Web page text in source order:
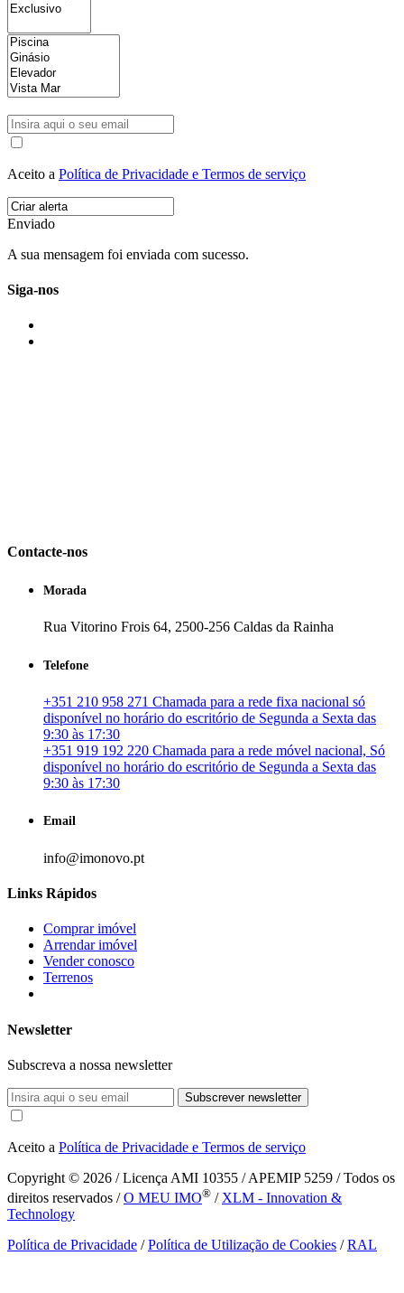
Aceito a Política de Privacidade e Termos de serviço
Enviado
A sua mensagem foi enviada com sucesso.
Siga-nos
Contacte-nos
Morada
Rua Vitorino Frois 64, 2500-256 Caldas da Rainha
Telefone
+351 210 958 271 Chamada para a rede fixa nacional só
disponível no horário do escritório de Segunda a Sexta das
9:30 às 17:30
+351 919 192 220 Chamada para a rede móvel nacional, Só
disponível no horário do escritório de Segunda a Sexta das
9:30 às 17:30
Email
info@imonovo.pt
Links Rápidos
Comprar imóvel
Arrendar imóvel
Vender conosco
Terrenos
Newsletter
Subscreva a nossa newsletter
Subscrever newsletter
Aceito a Política de Privacidade e Termos de serviço
Copyright © 2026 / Licença AMI 10355 / APEMIP 5259 / Todos os
direitos reservados /O MEU IMO® / XLM - Innovation &
Technology
Política de Privacidade /Política de Utilização de Cookies /RAL